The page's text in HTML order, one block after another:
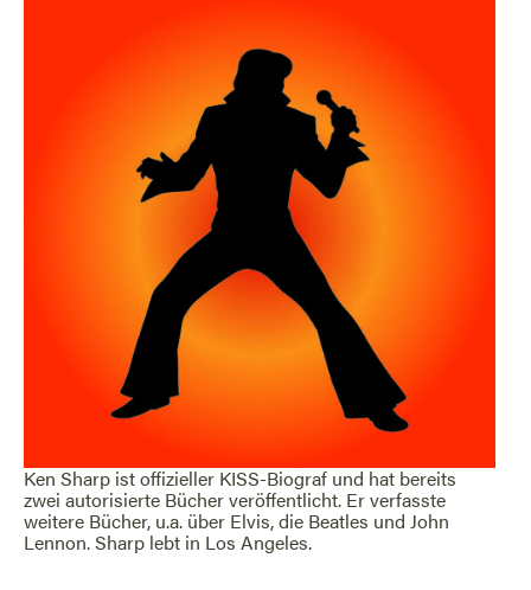
Ken Sharp ist offizieller KISS-Biograf und hat bereits
zwei autorisierte Bücher veröffentlicht. Er verfasste
weitere Bücher, u.a. über Elvis, die Beatles und John
Lennon. Sharp lebt in Los Angeles.